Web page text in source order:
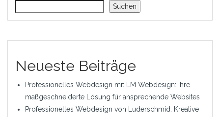
Suchen
Neueste Beiträge
Professionelles Webdesign mit LM Webdesign: Ihre
maßgeschneiderte Lösung für ansprechende Websites
Professionelles Webdesign von Luderschmid: Kreative